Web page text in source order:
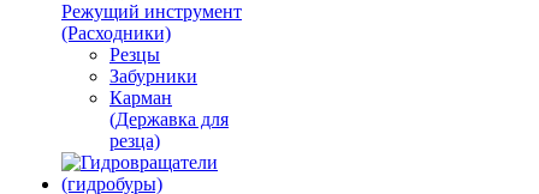
Режущий инструмент
(Расходники)
Резцы
Забурники
Карман
(Державка для
резца)